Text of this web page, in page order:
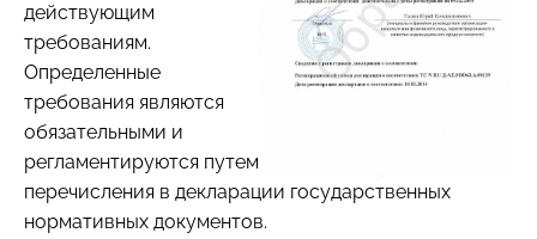
действующим
требованиям.
Определенные
требования являются
обязательными и
регламентируются путем
перечисления в декларации государственных
нормативных документов.